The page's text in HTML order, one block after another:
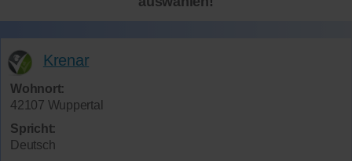
Krenar
Wohnort:
42107 Wuppertal
Spricht:
Deutsch